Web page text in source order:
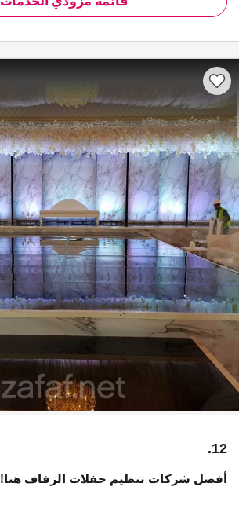
12.
أفضل شركات تنظيم حفلات الزفاف هنا!